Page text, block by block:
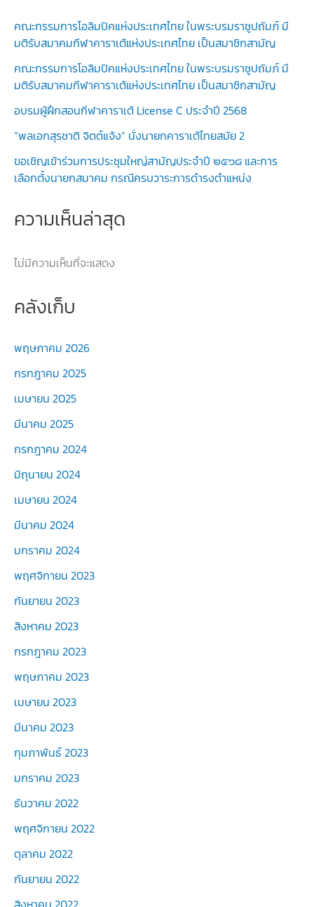
คณะกรรมการโอลิมปิคแห่งประเทศไทย ในพระบรมราชูปถัมภ์ มี
มติรับสมาคมกีฬาคาราเต้แห่งประเทศไทย เป็นสมาชิกสามัญ
คณะกรรมการโอลิมปิคแห่งประเทศไทย ในพระบรมราชูปถัมภ์ มี
มติรับสมาคมกีฬาคาราเต้แห่งประเทศไทย เป็นสมาชิกสามัญ
อบรมผู้ฝึกสอนกีฬาคาราเต้ License C ประจำปี 2568
”พลเอกสุรชาติ จิตต์แจ้ง“ นั่งนายกคาราเต้ไทยสมัย 2
ขอเชิญเข้าร่วมการประชุมใหญ่สามัญประจำปี ๒๕๖๘ และการ
เลือกตั้งนายกสมาคม กรณีครบวาระการดำรงตำแหน่ง
ความเห็นล่าสุด
ไม่มีความเห็นที่จะแสดง
คลังเก็บ
พฤษภาคม 2026
กรกฎาคม 2025
เมษายน 2025
มีนาคม 2025
กรกฎาคม 2024
มิถุนายน 2024
เมษายน 2024
มีนาคม 2024
มกราคม 2024
พฤศจิกายน 2023
กันยายน 2023
สิงหาคม 2023
กรกฎาคม 2023
พฤษภาคม 2023
เมษายน 2023
มีนาคม 2023
กุมภาพันธ์ 2023
มกราคม 2023
ธันวาคม 2022
พฤศจิกายน 2022
ตุลาคม 2022
กันยายน 2022